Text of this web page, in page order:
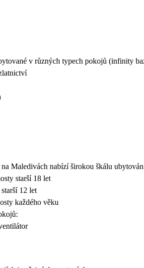
v různých typech pokojů (infinity
Maledivách nabízí širokou škálu
starší 18 let
12 let
každého věku